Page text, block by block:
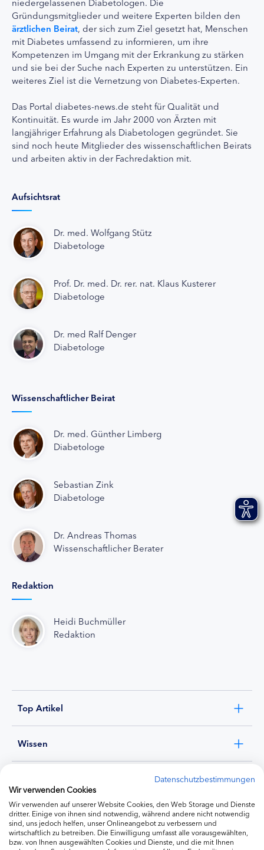
Gründungsmitglieder und weitere Experten bilden den
ärztlichen Beirat, der sich zum Ziel gesetzt hat, Menschen
mit Diabetes umfassend zu informieren, um ihre
Kompetenzen im Umgang mit der Erkrankung zu stärken
und sie bei der Suche nach Experten zu unterstützen. Ein
weiteres Ziel ist die Vernetzung von Diabetes-Experten.
Das Portal diabetes-news.de steht für Qualität und
Kontinuität. Es wurde im Jahr 2000 von Ärzten mit
langjähriger Erfahrung als Diabetologen gegründet. Sie
sind noch heute Mitglieder des wissenschaftlichen Beirats
und arbeiten aktiv in der Fachredaktion mit.
Aufsichtsrat
Dr. med. Wolfgang Stütz
Diabetologe
Prof. Dr. med. Dr. rer. nat. Klaus Kusterer
Diabetologe
Dr. med Ralf Denger
Diabetologe
Wissenschaftlicher Beirat
Dr. med. Günther Limberg
Diabetologe
Sebastian Zink
Diabetologe
Dr. Andreas Thomas
Wissenschaftlicher Berater
Redaktion
Heidi Buchmüller
Redaktion
Top Artikel
Wissen
Ernährung
Datenschutzbestimmungen
Wir verwenden Cookies
Wir verwenden auf unserer Website Cookies, den Web Storage und Dienste
dritter. Einige von ihnen sind notwendig, während andere nicht notwendig
sind, uns jedoch helfen, unser Onlineangebot zu verbessern und
wirtschaftlich zu betreiben. Die Einwilligung umfasst alle vorausgewählten,
bzw. von Ihnen ausgewählten Cookies und Dienste, und die mit Ihnen